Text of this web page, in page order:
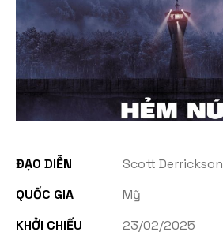
Việt Nam
ĐẠO DIỄN
Scott Derrickson
QUỐC GIA
Mỹ
KHỞI CHIẾU
23/02/2025